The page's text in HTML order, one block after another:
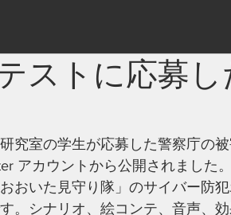
ストに応募
究室の学生が応募した警察庁の
アカウントから公開されました
おいた見守り隊」のサイバー防
。シナリオ、絵コンテ、音声、